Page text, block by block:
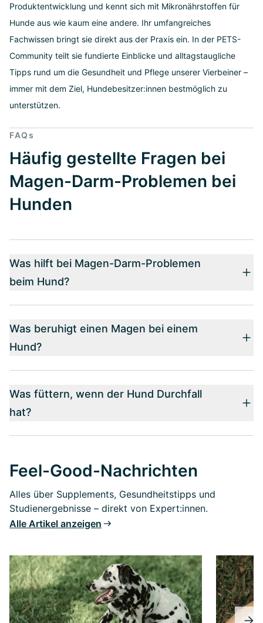
Produktentwicklung und kennt sich mit Mikronährstoffen für
Hunde aus wie kaum eine andere. Ihr umfangreiches
Fachwissen bringt sie direkt aus der Praxis ein. In der PETS-
Community teilt sie fundierte Einblicke und alltagstaugliche
Tipps rund um die Gesundheit und Pflege unserer Vierbeiner –
immer mit dem Ziel, Hundebesitzer:innen bestmöglich zu
unterstützen.
FAQs
Häufig gestellte Fragen bei
Magen-Darm-Problemen bei
Hunden
Was hilft bei Magen-Darm-Problemen
beim Hund?
Was beruhigt einen Magen bei einem
Hund?
Was füttern, wenn der Hund Durchfall
hat?
Feel-Good-Nachrichten
Alles über Supplements, Gesundheitstipps und
Studienergebnisse – direkt von Expert:innen.
Alle Artikel anzeigen